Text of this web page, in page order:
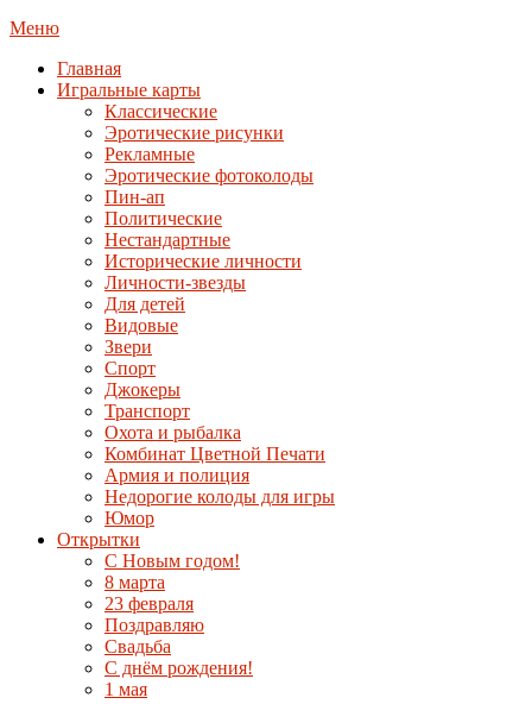
Меню
Главная
Игральные карты
Классические
Эротические рисунки
Рекламные
Эротические фотоколоды
Пин-ап
Политические
Нестандартные
Исторические личности
Личности-звезды
Для детей
Видовые
Звери
Спорт
Джокеры
Транспорт
Охота и рыбалка
Комбинат Цветной Печати
Армия и полиция
Недорогие колоды для игры
Юмор
Открытки
С Новым годом!
8 марта
23 февраля
Поздравляю
Свадьба
С днём рождения!
1 мая